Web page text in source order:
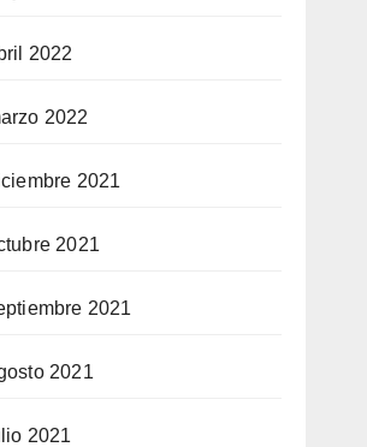
2022
2022
2021
2021
2021
2021
2021